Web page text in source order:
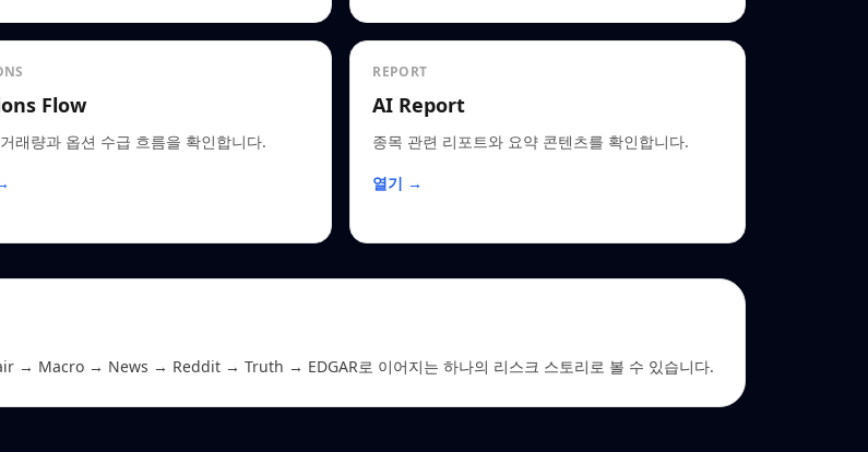
Flow
래량과 옵션 수급 흐름을 확인합니다.
REPORT
AI Report
종목 관련 리포트와 요약 콘텐츠를 확인합니다.
열기 →
→ Macro → News → Reddit → Truth → EDGAR로 이어지는 하나의 리스크 스토리로 볼 수 있습니다.